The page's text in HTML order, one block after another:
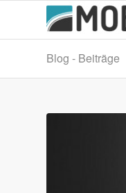
Blog - Beiträge